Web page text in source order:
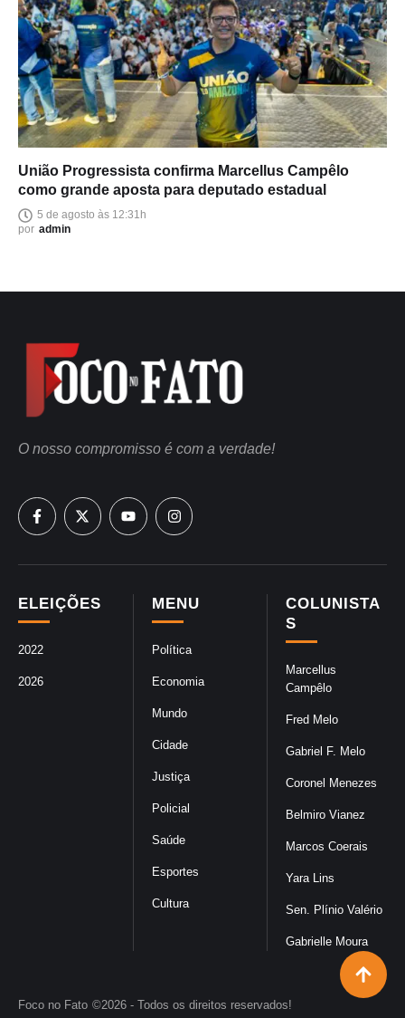
União Progressista confirma Marcellus Campêlo
como grande aposta para deputado estadual
5 de agosto às 12:31h
por admin
COLUNISTA
S
Marcellus
Campêlo
Fred Melo
Gabriel F. Melo
Coronel Menezes
Belmiro Vianez
Marcos Coerais
Yara Lins
Sen. Plínio Valério
Gabrielle Moura
MENU
Política
Economia
Mundo
Cidade
Justiça
Policial
Saúde
Esportes
Cultura
ELEIÇÕES
2022
2026
O nosso compromisso é com a verdade!
Foco no Fato ©2026 - Todos os direitos reservados!